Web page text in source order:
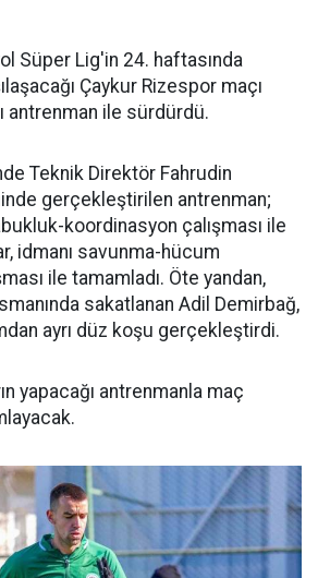
Süper Lig'in 24. haftasında
Çaykur Rizespor maçı
antrenman ile sürdürdü.
Teknik Direktör Fahrudin
gerçekleştirilen antrenman;
koordinasyon çalışması ile
idmanı savunma-hücum
ile tamamladı. Öte yandan,
sakatlanan Adil Demirbağ,
ayrı düz koşu gerçekleştirdi.
yapacağı antrenmanla maç